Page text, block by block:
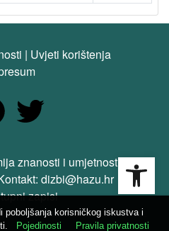
| Uvjeti korištenja
znanosti i umjetnosti. Sva
dizbi@hazu.hr
zapisi
poboljšanja korisničkog iskustva i
Pojedinosti Pravila privatnosti